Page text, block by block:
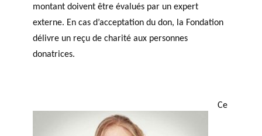
montant doivent être évalués par un expert
externe. En cas d’acceptation du don, la Fondation
délivre un reçu de charité aux personnes
donatrices.
Ce